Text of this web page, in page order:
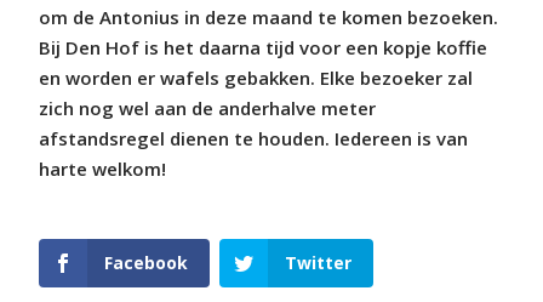
om de Antonius in deze maand te komen bezoeken.
Bij Den Hof is het daarna tijd voor een kopje koffie
en worden er wafels gebakken. Elke bezoeker zal
zich nog wel aan de anderhalve meter
afstandsregel dienen te houden. Iedereen is van
harte welkom!
Facebook Twitter